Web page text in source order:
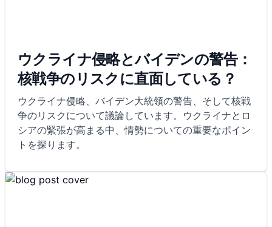
ウクライナ侵略とバイデンの警告：
核戦争のリスクに直面している？
ウクライナ侵略、バイデン大統領の警告、そして核戦
争のリスクについて議論しています。ウクライナとロ
シアの緊張が高まる中、情勢についての重要なポイン
トを探ります。